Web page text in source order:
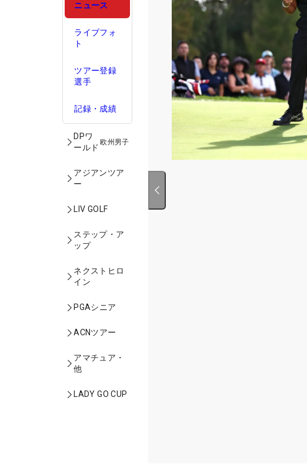
ニュース
ライブフォ
ト
ツアー登録
選手
記録・成績
DPワ
ールド
欧州男子
アジアンツア
ー
LIV GOLF
ステップ・ア
ップ
ネクストヒロ
イン
PGAシニア
ACNツアー
アマチュア・
他
LADY GO CUP